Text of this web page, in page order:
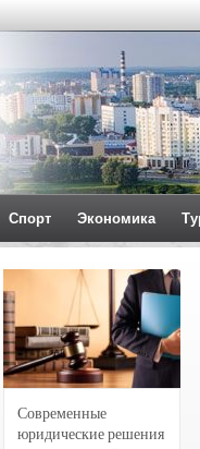
Спорт Экономика
Современные
юридические решения